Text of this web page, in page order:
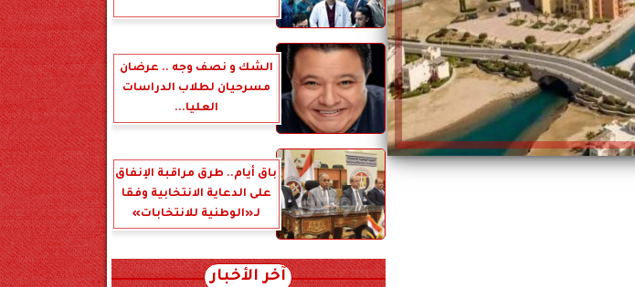
الشك و نصف وجه .. عرضان
مسرحيان لطلاب الدراسات
العليا...
باق أيام.. طرق مراقبة الإنفاق
على الدعاية الانتخابية وفقا
لـ«الوطنية للانتخابات»
آخر الأخبار